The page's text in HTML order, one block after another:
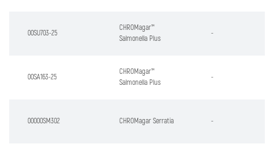
00SU703-25
CHROMagar™
Salmonella Plus
-
00SA163-25
CHROMagar™
Salmonella Plus
-
00000SM302 CHROMagar Serratia -